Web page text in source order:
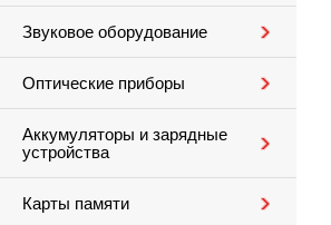
Звуковое оборудование
Оптические приборы
Аккумуляторы и зарядные
устройства
Карты памяти